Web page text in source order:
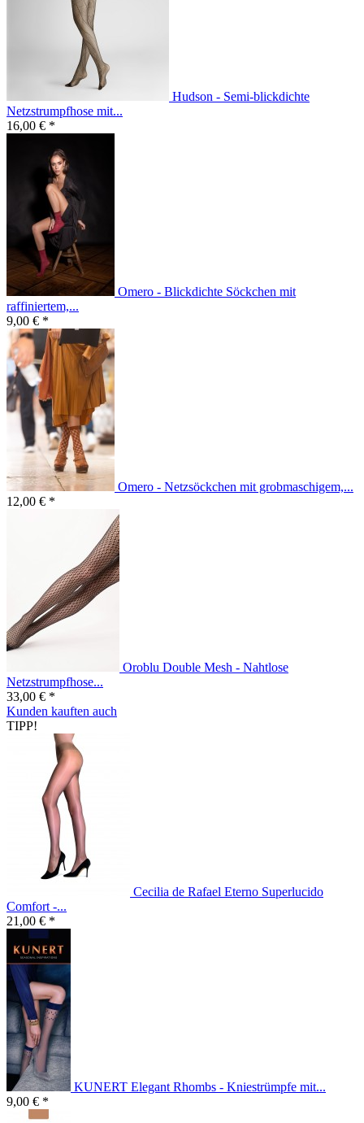
Hudson - Semi-blickdichte
Netzstrumpfhose mit...
16,00 € *
Omero - Blickdichte Söckchen mit
raffiniertem,...
9,00 € *
Omero - Netzsöckchen mit grobmaschigem,...
12,00 € *
Oroblu Double Mesh - Nahtlose
Netzstrumpfhose...
33,00 € *
Kunden kauften auch
TIPP!
Cecilia de Rafael Eterno Superlucido
Comfort -...
21,00 € *
KUNERT Elegant Rhombs - Kniestrümpfe mit...
9,00 € *